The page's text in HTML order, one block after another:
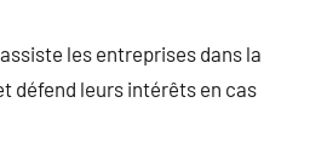
les entreprises dans la
défend leurs intérêts en cas